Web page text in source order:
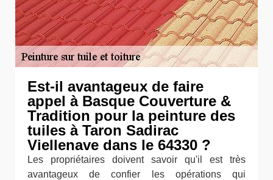
Est-il avantageux de faire
appel à Basque Couverture &
Tradition pour la peinture des
tuiles à Taron Sadirac
Viellenave dans le 64330 ?
Les propriétaires doivent savoir qu'il est très
avantageux de confier les opérations qui